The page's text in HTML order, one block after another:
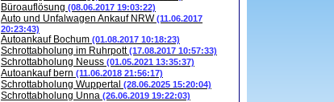
Büroauflösung (08.06.2017 19:03:22)
Auto und Unfalwagen Ankauf NRW(11.06.2017
20:23:43)
Autoankauf Bochum (01.08.2017 10:18:23)
Schrottabholung im Ruhrpott(17.08.2017 10:57:33)
Schrottabholung Neuss (01.05.2021 13:35:37)
Autoankauf bern (11.06.2018 21:56:17)
Schrottabholung Wuppertal (28.06.2025 15:20:04)
Schrottabholung Unna (26.06.2019 19:22:03)